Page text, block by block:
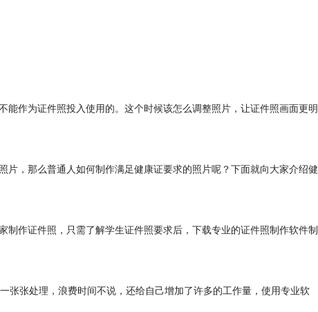
作为证件照投入使用的。这个时候该怎么调整照片，让证件照画面更明
，那么普通人如何制作满足健康证要求的照片呢？下面就向大家介绍健
作证件照，只需了解学生证件照要求后，下载专业的证件照制作软件制
张张处理，浪费时间不说，还给自己增加了许多的工作量，使用专业软